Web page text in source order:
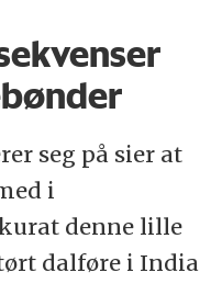
seg på sier at
i
denne lille
dalføre i India